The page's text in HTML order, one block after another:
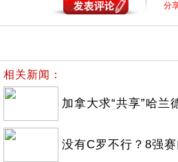
分
相关新闻：
加拿大求“共享”哈兰
没有C罗不行？8强